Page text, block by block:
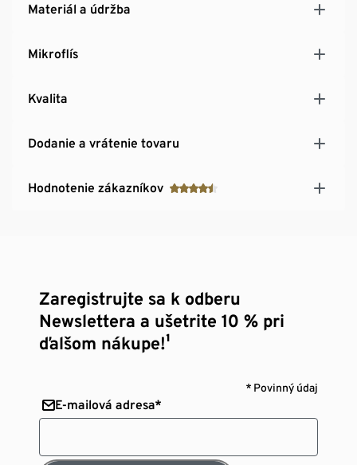
Materiál a údržba
Mikroflís
Kvalita
Dodanie a vrátenie tovaru
Hodnotenie zákazníkov
Zaregistrujte sa k odberu
Newslettera a ušetrite 10 % pri
ďalšom nákupe!¹
* Povinný údaj
E-mailová adresa*